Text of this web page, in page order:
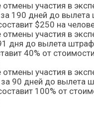
участия в
190 дней до
$250 на
участия в
дня до вылета
40% от стоимости
участия в
90 дней до вылета
100% от